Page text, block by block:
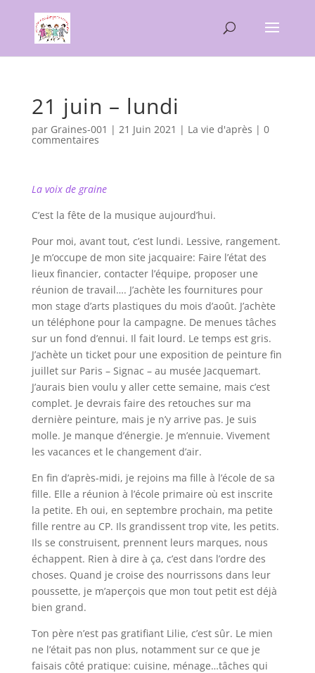
21 juin – lundi
par Graines-001 | 21 Juin 2021 | La vie d'après | 0
commentaires
La voix de graine
C’est la fête de la musique aujourd’hui.
Pour moi, avant tout, c’est lundi. Lessive, rangement.
Je m’occupe de mon site jacquaire: Faire l’état des
lieux financier, contacter l’équipe, proposer une
réunion de travail…. J’achète les fournitures pour
mon stage d’arts plastiques du mois d’août. J’achète
un téléphone pour la campagne. De menues tâches
sur un fond d’ennui. Il fait lourd. Le temps est gris.
J’achète un ticket pour une exposition de peinture fin
juillet sur Paris – Signac – au musée Jacquemart.
J’aurais bien voulu y aller cette semaine, mais c’est
complet. Je devrais faire des retouches sur ma
dernière peinture, mais je n’y arrive pas. Je suis
molle. Je manque d’énergie. Je m’ennuie. Vivement
les vacances et le changement d’air.
En fin d’après-midi, je rejoins ma fille à l’école de sa
fille. Elle a réunion à l’école primaire où est inscrite
la petite. Eh oui, en septembre prochain, ma petite
fille rentre au CP. Ils grandissent trop vite, les petits.
Ils se construisent, prennent leurs marques, nous
échappent. Rien à dire à ça, c’est dans l’ordre des
choses. Quand je croise des nourrissons dans leur
poussette, je m’aperçois que mon tout petit est déjà
bien grand.
Ton père n’est pas gratifiant Lilie, c’est sûr. Le mien
ne l’était pas non plus, notamment sur ce que je
faisais côté pratique: cuisine, ménage…tâches qui